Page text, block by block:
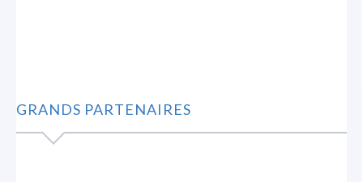
GRANDS PARTENAIRES